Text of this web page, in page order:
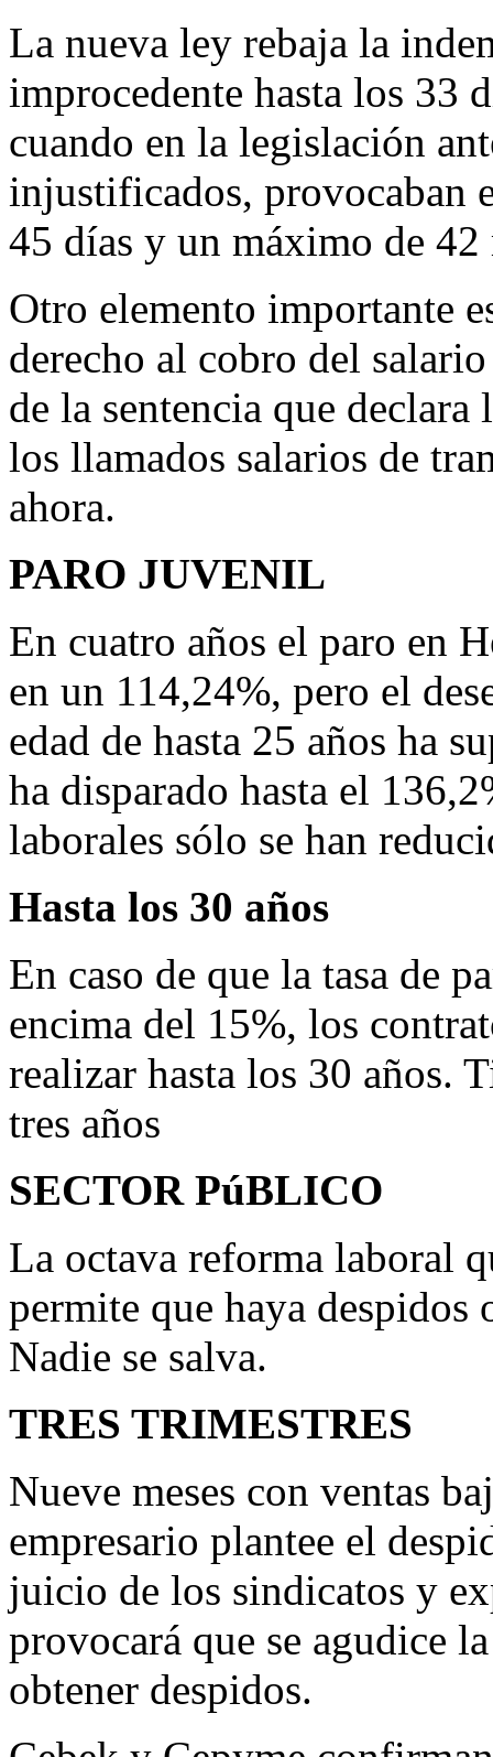
La nueva ley rebaja la
improcedente hasta los 33
cuando en la legislación
injustificados, provocaban
45 días y un máximo de 42
Otro elemento importante
derecho al cobro del
de la sentencia que
los llamados salarios de
ahora.
PARO JUVENIL
En cuatro años el paro en
en un 114,24%, pero el
edad de hasta 25 años ha
ha disparado hasta el
laborales sólo se han
Hasta los 30 años
En caso de que la tasa de
encima del 15%, los
realizar hasta los 30 años.
tres años
SECTOR PúBLICO
La octava reforma laboral
permite que haya
Nadie se salva.
TRES TRIMESTRES
Nueve meses con ventas
empresario plantee el
juicio de los sindicatos y
provocará que se agudice
obtener despidos.